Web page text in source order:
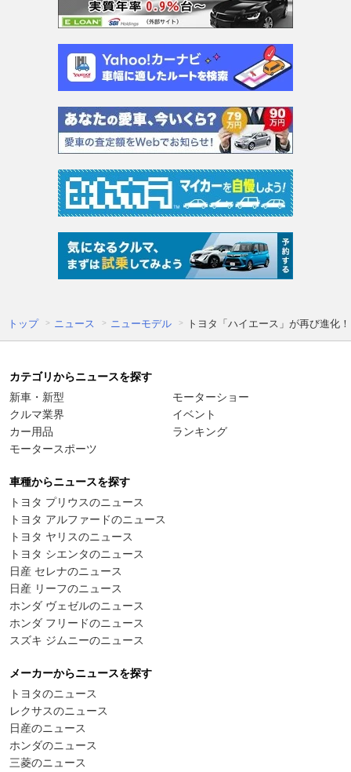
トップ ニュース ニューモデル トヨタ「ハイエース」が再び進化
カテゴリからニュースを探す
新車・新型
クルマ業界
カー用品
モータースポーツ
モーターショー
イベント
ランキング
車種からニュースを探す
トヨタ プリウスのニュース
トヨタ アルファードのニュース
トヨタ ヤリスのニュース
トヨタ シエンタのニュース
日産 セレナのニュース
日産 リーフのニュース
ホンダ ヴェゼルのニュース
ホンダ フリードのニュース
スズキ ジムニーのニュース
メーカーからニュースを探す
トヨタのニュース
レクサスのニュース
日産のニュース
ホンダのニュース
三菱のニュース